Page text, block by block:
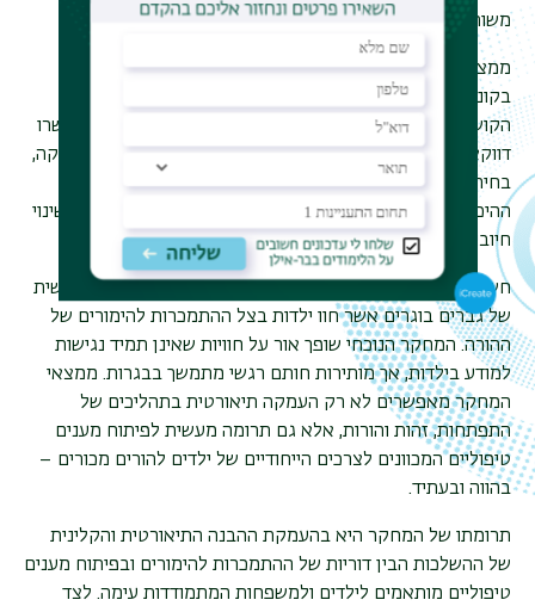
משותפות לחוויותיהם.
ממצאי המחקר מצביעים על חוויות ילדות המאופיינות
בקונפליקטים, בדידות, היעדרות רגשית ופיזית של האב. לצד
הקושי, המשתתפים תיארו תהליכים של חוסן וצמיחה שהתאפשרו
דווקא מתוך ההתמודדות. בין היתר ניכרת היווצרות של זהות חזקה,
בחירות חיים מודעות ונאמנות ל'עצמי'. חלקם אף ציינו כיצד
ההיכרות עם המורכבות הרגשית של ילדותם הפכה למנוע של שינוי
חיובי, מודעות עצמית וגיבוש זהות הורית חדשה.
חשיבותו של המחקר הנוכחי נעוצה בהבאת נקודת מבטם האישית
של גברים בוגרים אשר חוו ילדות בצל ההתמכרות להימורים של
ההורה. המחקר הנוכחי שופך אור על חוויות שאינן תמיד נגישות
למודע בילדות, אך מותירות חותם רגשי מתמשך בבגרות. ממצאי
המחקר מאפשרים לא רק העמקה תיאורטית בתהליכים של
התפתחות, זהות והורות, אלא גם תרומה מעשית לפיתוח מענים
טיפוליים המכוונים לצרכים הייחודיים של ילדים להורים מכורים –
בהווה ובעתיד.
תרומתו של המחקר היא בהעמקת ההבנה התיאורטית והקלינית
של ההשלכות הבין דוריות של ההתמכרות להימורים ובפיתוח מענים
טיפוליים מותאמים לילדים ולמשפחות המתמודדות עימה. לצד